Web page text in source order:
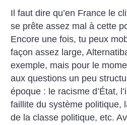
Il faut dire qu’en France le
se prête assez mal à cette
Encore une fois, tu peux
façon assez large,
exemple, mais pour le
aux questions un peu
époque : le racisme d’État,
faillite du système politique,
de la classe politique, etc.